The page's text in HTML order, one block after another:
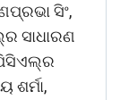
ସିଂ,
ସାଧାରଣ